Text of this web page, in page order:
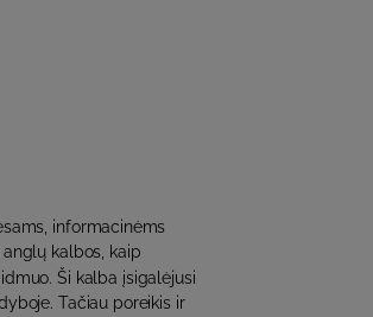
informacinėms
kalbos, kaip
Ši kalba įsigalėjusi
Tačiau poreikis ir